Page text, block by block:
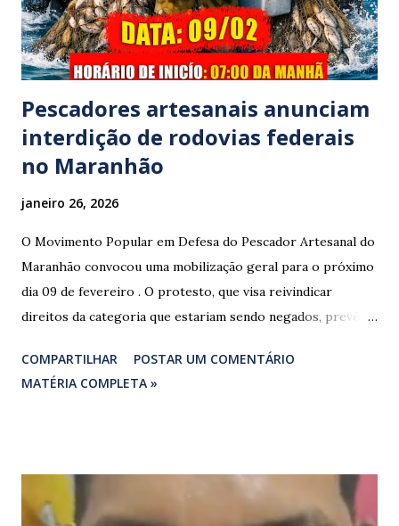
prestar assistência às vítimas. ​Atendimento e Danos ​A
Polícia Rodoviária Federal (PRF) foi acionada para atender a
ocorrênc...
Pescadores artesanais anunciam
interdição de rodovias federais
no Maranhão
janeiro 26, 2026
O Movimento Popular em Defesa do Pescador Artesanal do
Maranhão convocou uma mobilização geral para o próximo
dia 09 de fevereiro . O protesto, que visa reivindicar
direitos da categoria que estariam sendo negados, prevê o
federais que cortam o estado. ​As interdições estão
programadas para começar às 07:00 da manhã e, segundo
manifestação busca chamar a atenção das autoridades para
a pauta da pesca artesanal maranhense, exigindo o
COMPARTILHAR
POSTAR UM COMENTÁRIO
MATÉRIA COMPLETA »